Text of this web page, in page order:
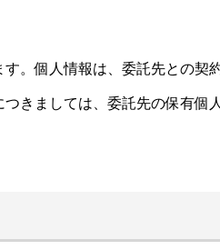
。個人情報は、委託先との契
きましては、委託先の保有個